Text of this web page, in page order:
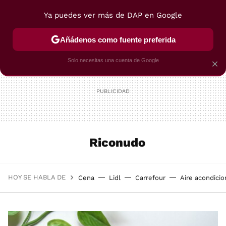
POSTRES VIAJES SELECCIÓN VEGUI
Riconudo
HOY SE HABLA DE Cena Lidl Carrefour Aire
×
Ya puedes ver más de DAP en Google
Añádenos como fuente preferida
Solo necesitas una cuenta de Google